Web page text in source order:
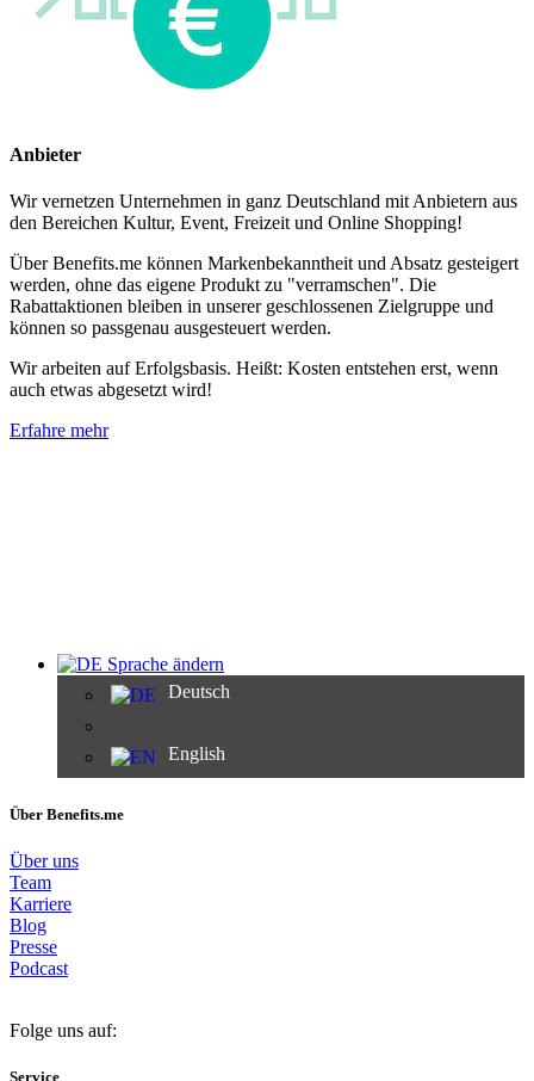
Anbieter
Wir vernetzen Unternehmen in ganz Deutschland mit Anbietern aus
den Bereichen Kultur, Event, Freizeit und Online Shopping!
Über Benefits.me können Markenbekanntheit und Absatz gesteigert
werden, ohne das eigene Produkt zu "verramschen". Die
Rabattaktionen bleiben in unserer geschlossenen Zielgruppe und
können so passgenau ausgesteuert werden.
Wir arbeiten auf Erfolgsbasis. Heißt: Kosten entstehen erst, wenn
auch etwas abgesetzt wird!
Erfahre mehr
Sprache ändern
Deutsch
English
Über Benefits.me
Über uns
Team
Karriere
Blog
Presse
Podcast
Folge uns auf:
Service